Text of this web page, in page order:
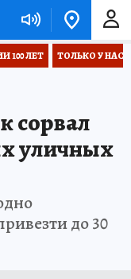
100 ЛЕТ ТОЛЬКО У НАС
сорвал
уличных
до 30